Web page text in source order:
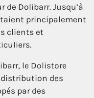
Dolibarr. Jusqu’à
principalement
clients et
le Dolistore
des
par des